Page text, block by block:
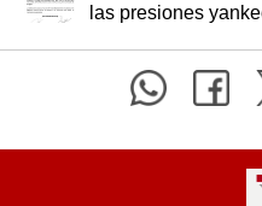
las presiones